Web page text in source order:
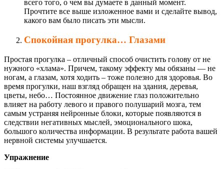
всего того, о чем вы думаете в данный момент.
Прочтите все выше изложенное вами и сделайте вывод,
какого вам было писать эти мысли.
Спокойная прогулка… Глазами
Простая прогулка – отличный способ очистить голову от не
нужного «хлама». Причем, такому эффекту мы обязаны — не
ногам, а глазам, хотя ходить – тоже полезно для здоровья. Во
время прогулки, наш взгляд обращен на здания, деревья,
цветы, небо… Постоянное движение глаз положительно
влияет на работу левого и правого полушарий мозга, тем
самым устраняя нейронные блоки, которые появляются в
следствии негативных мыслей, эмоционального шока,
большого количества информации. В результате работа вашей
нервной системы улучшается.
Упражнение